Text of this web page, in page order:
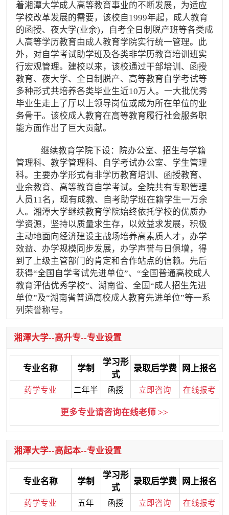
着湘潭大学成人高等教育事业的不断发展，为适应
学校改革发展的需要，该校自1999年起，成人教育
的函授、夜大学(业余)，自考全日制脱产班等各类成
人高等学历教育由成人教育学院实行统一管理。此
外，对自学考试助学班及各类非学历教育培训班实
行宏观管理。建校以来，该校通过干部培训、函授
教育、夜大学、全日制脱产、高等教育自学考试等
多种形式共培养各类毕业生近10万人。一大批优秀
毕业生走上了厅以上领导岗位或成为所在单位的业
务骨干。该校成人教育在高等教育履行社会服务职
能方面作出了巨大贡献。
继续教育学院下设：院办公室、招生与学籍
管理科、教学管理科、自学考试办公室、学生管理
科。主要办学形式有非学历教育培训、函授教育、
业余教育、高等教育自学考试。全院共有专职管理
人员11名，现有成教、自考助学班在籍学生一万余
人。湘潭大学继续教育学院始终依托学校的优质办
学资源，坚持以质量求生存，以效益求发展，积极
主动地面向经济建设主战场培养高素质人才，办学
效益、办学规模同步发展，办学声誉与日俱增，得
到了上级主管部门的肯定和合作站点的信赖。先后
获得“全国自学考试先进单位”、“全国普通高校成人
教育评估优秀学校”、湖南省、全国“成人招生先进
单位”及“湖南省普通高校成人教育先进单位”等一系
列荣誉称号。
湘潭大学--高升专--专业设置
专业名称 学制
学习形
式
录取后学费 网上报名
药学专业 二年半 函授 立即咨询 在线报考
更多专业请咨询在线老师 >>
湘潭大学--高起本--专业设置
专业名称 学制
学习形
式
录取后学费 网上报名
药学专业 五年 函授 立即咨询 在线报考